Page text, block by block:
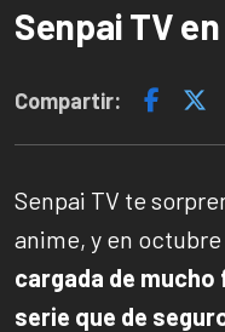
Senpai TV
Compartir:
Senpai TV te
anime, y en octubre
cargada de
serie que de